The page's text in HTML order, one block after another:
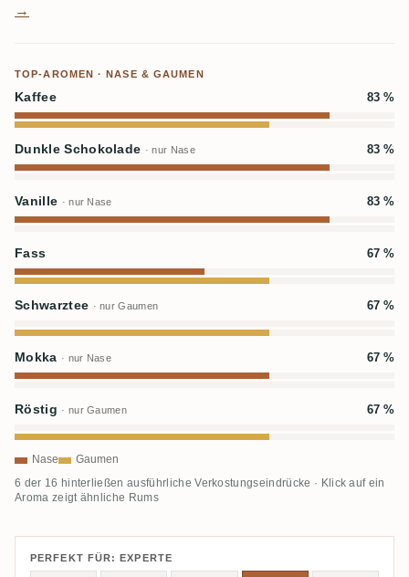
→
TOP-AROMEN · NASE & GAUMEN
Kaffee 83 %
Dunkle Schokolade · nur Nase 83 %
Vanille · nur Nase 83 %
Fass 67 %
Schwarztee · nur Gaumen 67 %
Mokka · nur Nase 67 %
Röstig · nur Gaumen 67 %
Nase Gaumen
6 der 16 hinterließen ausführliche Verkostungseindrücke · Klick auf ein
Aroma zeigt ähnliche Rums
PERFEKT FÜR: EXPERTE